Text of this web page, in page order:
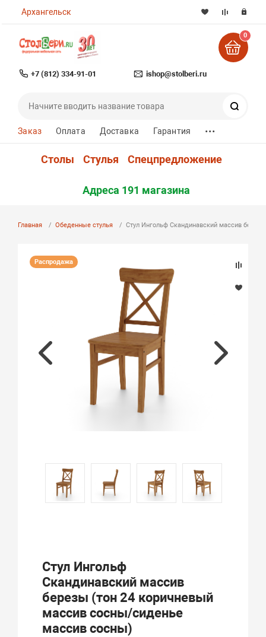
Архангельск
+7 (812) 334-91-01 ishop@stolberi.ru
0
Заказ Оплата Доставка Гарантия ...
Столы Стулья Спецпредложение
Адреса 191 магазина
Главная Обеденные стулья Стул Ингольф Скандинавский массив
Распродажа
Стул Ингольф
Скандинавский массив
березы (тон 24 коричневый
массив сосны/сиденье
массив сосны)